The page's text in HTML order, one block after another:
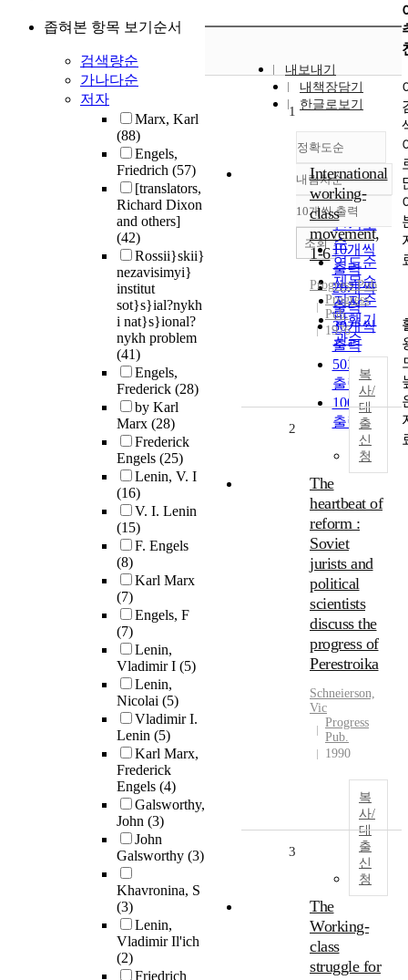
좁혀본 항목 보기순서
검색량순
가나다순
저자
Marx, Karl
(88)
Engels,
Friedrich (57)
[translators,
Richard Dixon
and others]
(42)
Rossii}skii}
nezavisimyi}
institut
sot}s}ial?nykh
i nat}s}ional?
nykh problem
(41)
Engels,
Frederick (28)
by Karl
Marx (28)
Frederick
Engels (25)
Lenin, V. I
(16)
V. I. Lenin
(15)
F. Engels
(8)
Karl Marx
(7)
Engels, F
(7)
Lenin,
Vladimir I (5)
Lenin,
Nicolai (5)
Vladimir I.
Lenin (5)
Karl Marx,
Frederick
Engels (4)
Galsworthy,
John (3)
John
Galsworthy (3)
Khavronina, S
(3)
Lenin,
Vladimir Il'ich
(2)
Friedrich
내보내기
내책장담기
한글로보기
정확도순
정확도
순
인기도
순
연도순
제목순
저자순
발행기
관순
내림차순
내림차순
10개씩 출력
10개씩
출력
20개씩
출력
30개씩
출력
50개씩
출력
100개씩
출력
조회
1
International
working-
class
movement,
1-6
Progress Pub
Progress
Pub.
1976
복
사/
대
출
신
청
2
The
heartbeat of
reform :
Soviet
jurists and
political
scientists
discuss the
progress of
Perestroika
Schneierson,
Vic
Progress
Pub.
1990
복
사/
대
출
신
청
3
The
Working-
class
struggle for